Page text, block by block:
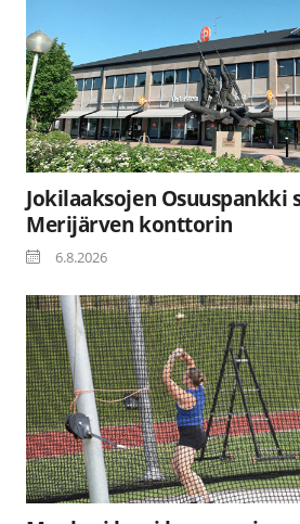
Jokilaaksojen Osuuspankki
Merijärven konttorin
6.8.2026